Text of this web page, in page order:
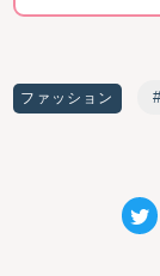
ファッション